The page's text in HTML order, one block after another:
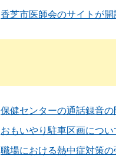
香芝市医師会のサイトが開
保健センターの通話録音の
おもいやり駐車区画につい
職場における熱中症対策の